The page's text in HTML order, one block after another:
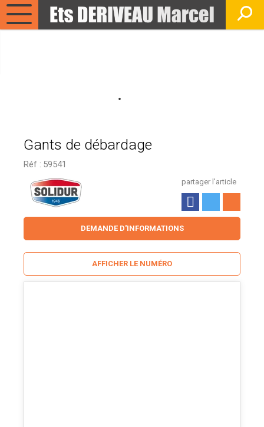
Gants de débardage
Réf : 59541
partager l'article
DEMANDE D'INFORMATIONS
AFFICHER LE NUMÉRO